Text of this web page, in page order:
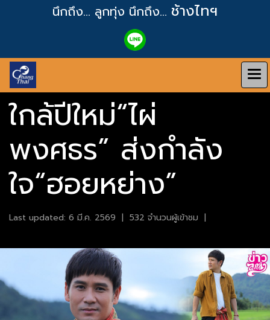
นึกถึง... ลูกทุ่ง นึกถึง... ช้างไทฯ
ใกล้ปีใหม่“ไผ่
พงศธร” ส่งกำลัง
ใจ“ฮอยหย่าง”
Last updated: 6 มี.ค. 2569 | 532 จำนวนผู้เข้าชม |